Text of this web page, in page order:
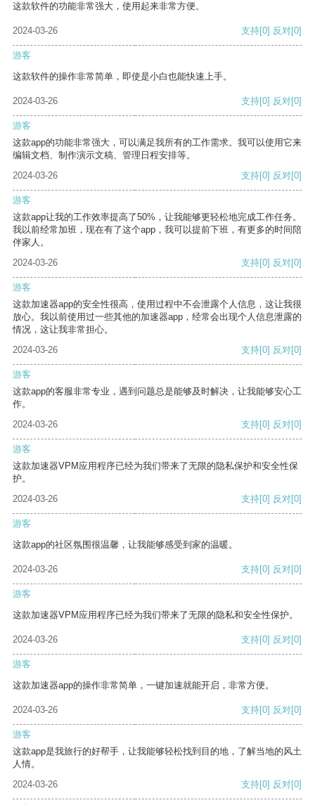
这款软件的功能非常强大，使用起来非常方便。
2024-03-26 支持[0] 反对[0]
游客
这款软件的操作非常简单，即使是小白也能快速上手。
2024-03-26 支持[0] 反对[0]
游客
这款app的功能非常强大，可以满足我所有的工作需求。我可以使用它来
编辑文档、制作演示文稿、管理日程安排等。
2024-03-26
支持[0] 反对[0]
游客
这款app让我的工作效率提高了50%，让我能够更轻松地完成工作任务。
我以前经常加班，现在有了这个app，我可以提前下班，有更多的时间陪
伴家人。
2024-03-26
支持[0] 反对[0]
游客
这款加速器app的安全性很高，使用过程中不会泄露个人信息，这让我很
放心。我以前使用过一些其他的加速器app，经常会出现个人信息泄露的
情况，这让我非常担心。
2024-03-26
支持[0] 反对[0]
游客
这款app的客服非常专业，遇到问题总是能够及时解决，让我能够安心工
作。
2024-03-26
支持[0] 反对[0]
游客
这款加速器VPM应用程序已经为我们带来了无限的隐私保护和安全性保
护。
2024-03-26
支持[0] 反对[0]
游客
这款app的社区氛围很温馨，让我能够感受到家的温暖。
2024-03-26 支持[0] 反对[0]
游客
这款加速器VPM应用程序已经为我们带来了无限的隐私和安全性保护。
2024-03-26 支持[0] 反对[0]
游客
这款加速器app的操作非常简单，一键加速就能开启，非常方便。
2024-03-26 支持[0] 反对[0]
游客
这款app是我旅行的好帮手，让我能够轻松找到目的地，了解当地的风土
人情。
2024-03-26
支持[0] 反对[0]